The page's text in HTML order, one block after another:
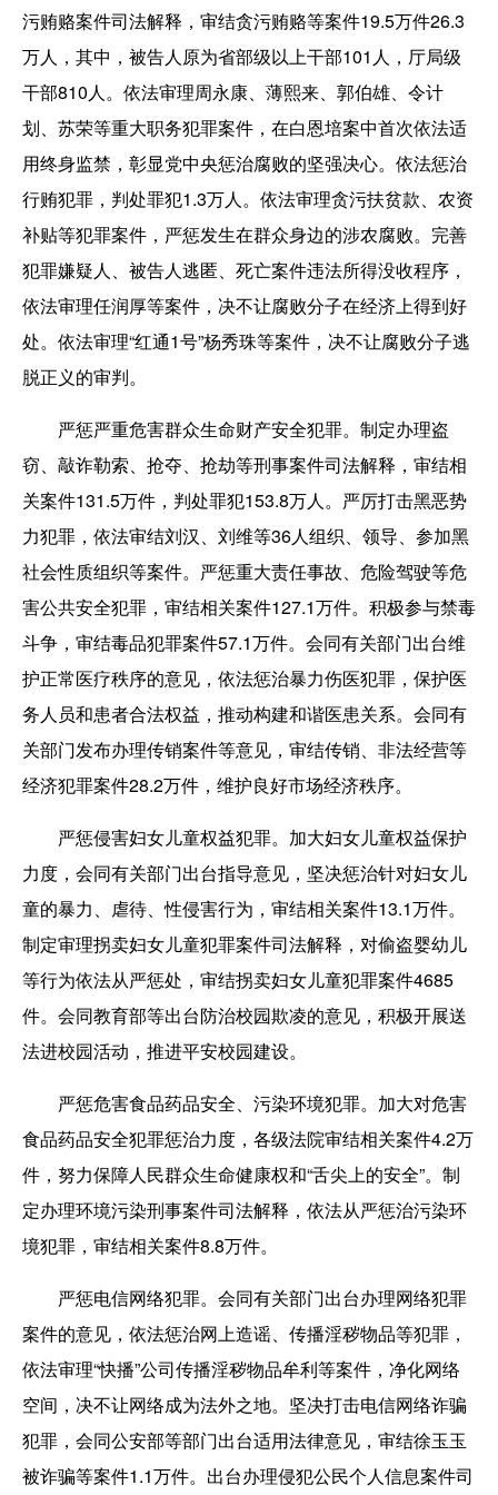
污贿赂案件司法解释，审结贪污贿赂等案件19.5万件26.3
万人，其中，被告人原为省部级以上干部101人，厅局级
干部810人。依法审理周永康、薄熙来、郭伯雄、令计
划、苏荣等重大职务犯罪案件，在白恩培案中首次依法适
用终身监禁，彰显党中央惩治腐败的坚强决心。依法惩治
行贿犯罪，判处罪犯1.3万人。依法审理贪污扶贫款、农资
补贴等犯罪案件，严惩发生在群众身边的涉农腐败。完善
犯罪嫌疑人、被告人逃匿、死亡案件违法所得没收程序，
依法审理任润厚等案件，决不让腐败分子在经济上得到好
处。依法审理“红通1号”杨秀珠等案件，决不让腐败分子逃
脱正义的审判。
严惩严重危害群众生命财产安全犯罪。制定办理盗
窃、敲诈勒索、抢夺、抢劫等刑事案件司法解释，审结相
关案件131.5万件，判处罪犯153.8万人。严厉打击黑恶势
力犯罪，依法审结刘汉、刘维等36人组织、领导、参加黑
社会性质组织等案件。严惩重大责任事故、危险驾驶等危
害公共安全犯罪，审结相关案件127.1万件。积极参与禁毒
斗争，审结毒品犯罪案件57.1万件。会同有关部门出台维
护正常医疗秩序的意见，依法惩治暴力伤医犯罪，保护医
务人员和患者合法权益，推动构建和谐医患关系。会同有
关部门发布办理传销案件等意见，审结传销、非法经营等
经济犯罪案件28.2万件，维护良好市场经济秩序。
严惩侵害妇女儿童权益犯罪。加大妇女儿童权益保护
力度，会同有关部门出台指导意见，坚决惩治针对妇女儿
童的暴力、虐待、性侵害行为，审结相关案件13.1万件。
制定审理拐卖妇女儿童犯罪案件司法解释，对偷盗婴幼儿
等行为依法从严惩处，审结拐卖妇女儿童犯罪案件4685
件。会同教育部等出台防治校园欺凌的意见，积极开展送
法进校园活动，推进平安校园建设。
严惩危害食品药品安全、污染环境犯罪。加大对危害
食品药品安全犯罪惩治力度，各级法院审结相关案件4.2万
件，努力保障人民群众生命健康权和“舌尖上的安全”。制
定办理环境污染刑事案件司法解释，依法从严惩治污染环
境犯罪，审结相关案件8.8万件。
严惩电信网络犯罪。会同有关部门出台办理网络犯罪
案件的意见，依法惩治网上造谣、传播淫秽物品等犯罪，
依法审理“快播”公司传播淫秽物品牟利等案件，净化网络
空间，决不让网络成为法外之地。坚决打击电信网络诈骗
犯罪，会同公安部等部门出台适用法律意见，审结徐玉玉
被诈骗等案件1.1万件。出台办理侵犯公民个人信息案件司